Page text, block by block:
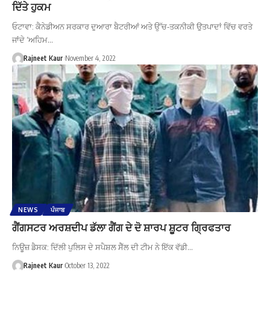
ਦਿੱਤੇ ਹੁਕਮ
ਓਟਾਵਾ: ਕੈਨੇਡੀਅਨ ਸਰਕਾਰ ਦੁਆਰਾ ਬੈਟਰੀਆਂ ਅਤੇ ਉੱਚ-ਤਕਨੀਕੀ ਉਤਪਾਦਾਂ ਵਿੱਚ ਵਰਤੇ
ਜਾਂਦੇ ‘ਅਹਿਮ…
Rajneet Kaur November 4, 2022
NEWS ਪੰਜਾਬ
ਗੈਂਗਸਟਰ ਅਰਸ਼ਦੀਪ ਡੱਲਾ ਗੈਂਗ ਦੇ ਦੋ ਸ਼ਾਰਪ ਸ਼ੂਟਰ ਗ੍ਰਿਫਤਾਰ
ਨਿਊਜ਼ ਡੈਸਕ: ਦਿੱਲੀ ਪੁਲਿਸ ਦੇ ਸਪੈਸ਼ਲ ਸੈੱਲ ਦੀ ਟੀਮ ਨੇ ਇੱਕ ਵੱਡੀ…
Rajneet Kaur October 13, 2022